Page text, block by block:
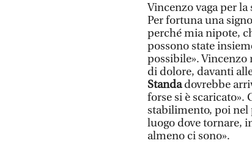
Vincenzo vaga per
Per fortuna una
perché mia nipote,
possono state
possibile».
di dolore, davanti
Standadovrebbe
forse si è scaricato».
stabilimento, poi nel
luogo dove tornare,
almeno ci sono».